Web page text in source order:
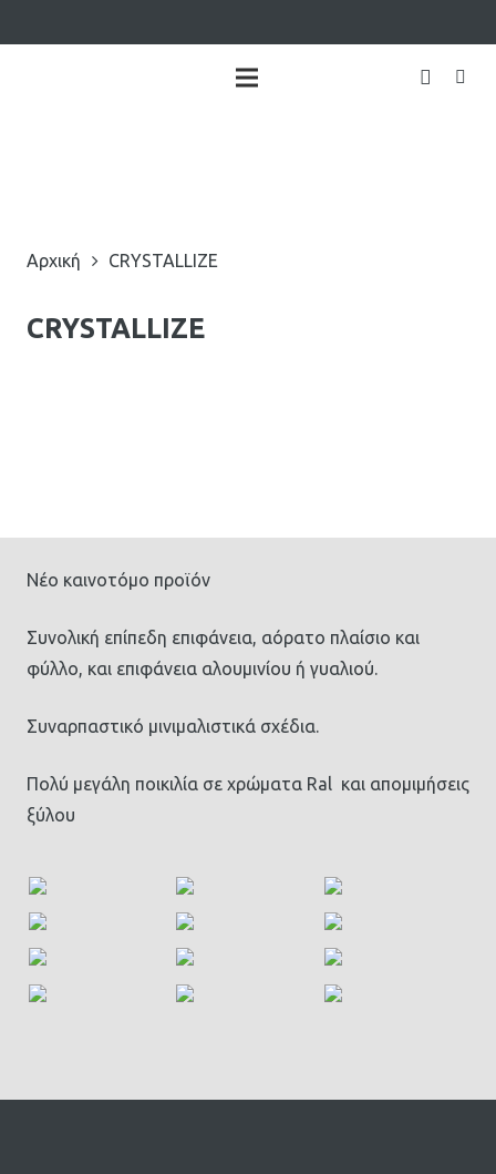
Αρχική CRYSTALLIZE
CRYSTALLIZE
Nέο καινοτόμο προϊόν
Συνολική επίπεδη επιφάνεια, αόρατο πλαίσιο και
φύλλο, και επιφάνεια αλουμινίου ή γυαλιού.
Συναρπαστικό μινιμαλιστικά σχέδια.
Πολύ μεγάλη ποικιλία σε χρώματα Ral και απομιμήσεις
ξύλου